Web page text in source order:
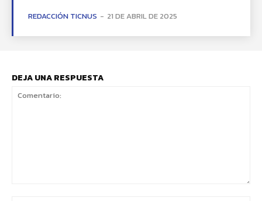
REDACCIÓN TICNUS - 21 DE ABRIL DE 2025
DEJA UNA RESPUESTA